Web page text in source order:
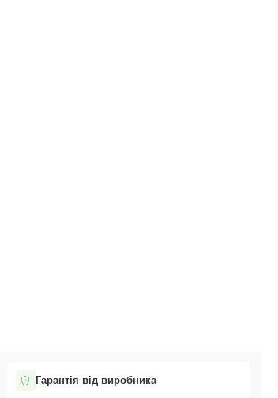
Гарантія від виробника